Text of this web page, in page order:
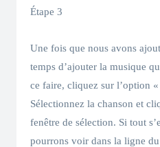
Étape 3
Une fois que nous avons
temps d’ajouter la musique
ce faire, cliquez sur l’option
Sélectionnez la chanson et
fenêtre de sélection. Si tout
pourrons voir dans la ligne